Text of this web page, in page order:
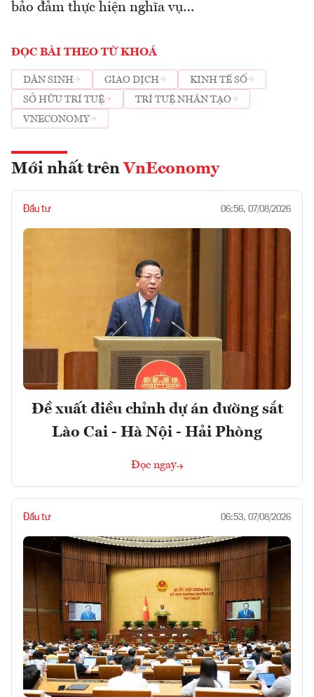
bảo đảm thực hiện nghĩa vụ…
ĐỌC BÀI THEO TỪ KHOÁ
DÂN SINH GIAO DỊCH
KINH TẾ SỐ
SỞ HỮU TRÍ TUỆ
TRÍ TUỆ NHÂN TẠO
VNECONOMY
Mới nhất trên VnEconomy
Đầu tư 06:56, 07/08/2026
Đề xuất điều chỉnh dự án đường sắt
Lào Cai - Hà Nội - Hải Phòng
Đọc ngay
Đầu tư 06:53, 07/08/2026